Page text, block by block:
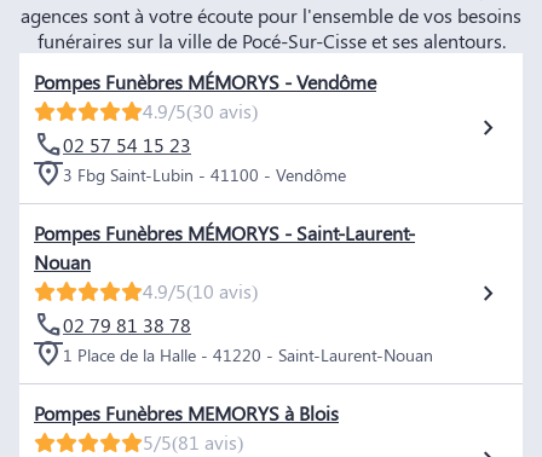
agences sont à votre écoute pour l'ensemble de vos besoins
funéraires sur la ville de Pocé-Sur-Cisse et ses alentours.
Pompes Funèbres MÉMORYS - Vendôme
4.9/5(30 avis)
02 57 54 15 23
3 Fbg Saint-Lubin - 41100 - Vendôme
Pompes Funèbres MÉMORYS - Saint-Laurent-
Nouan
4.9/5(10 avis)
02 79 81 38 78
1 Place de la Halle - 41220 - Saint-Laurent-Nouan
Pompes Funèbres MEMORYS à Blois
5/5(81 avis)